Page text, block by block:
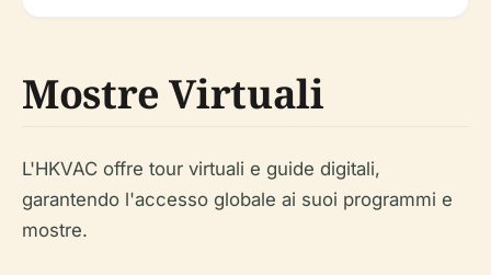
Mostre Virtuali
L'HKVAC offre tour virtuali e guide digitali,
garantendo l'accesso globale ai suoi programmi e
mostre.